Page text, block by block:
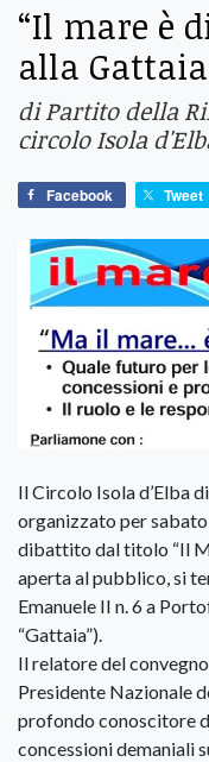
“Il mare è
alla
di Partito della
circolo Isola
Facebook Tweet
Il Circolo Isola d’Elba
organizzato per
dibattito dal titolo “Il
aperta al pubblico, si
Emanuele II n. 6 a
“Gattaia”).
Il relatore del
Presidente Nazionale
profondo conoscitore
concessioni demaniali